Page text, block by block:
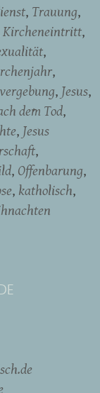
Trauung
Kircheneintritt
Jesus
dem Tod
Jesus
Offenbarung
katholisch